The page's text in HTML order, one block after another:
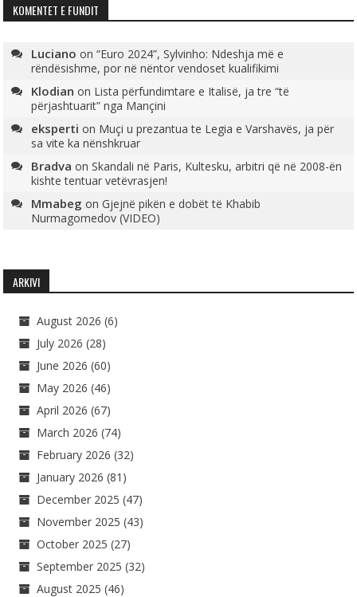
KOMENTET E FUNDIT
Luciano on“Euro 2024”, Sylvinho: Ndeshja më e
rëndësishme, por në nëntor vendoset kualifikimi
Klodian on Lista përfundimtare e Italisë, ja tre “të
përjashtuarit” nga Mançini
eksperti on Muçi u prezantua te Legia e Varshavës, ja për
sa vite ka nënshkruar
Bradva onSkandali në Paris, Kultesku, arbitri që në 2008-ën
kishte tentuar vetëvrasjen!
Mmabeg onGjejnë pikën e dobët të Khabib
Nurmagomedov (VIDEO)
ARKIVI
August 2026 (6)
July 2026 (28)
June 2026 (60)
May 2026 (46)
April 2026 (67)
March 2026 (74)
February 2026 (32)
January 2026 (81)
December 2025 (47)
November 2025 (43)
October 2025 (27)
September 2025 (32)
August 2025 (46)